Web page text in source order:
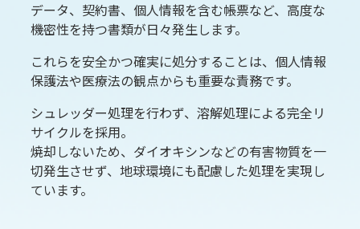
データ、契約書、個人情報を含む帳票など、高度な
機密性を持つ書類が日々発生します。
これらを安全かつ確実に処分することは、個人情報
保護法や医療法の観点からも重要な責務です。
シュレッダー処理を行わず、溶解処理による完全リ
サイクルを採用。
焼却しないため、ダイオキシンなどの有害物質を一
切発生させず、地球環境にも配慮した処理を実現し
ています。